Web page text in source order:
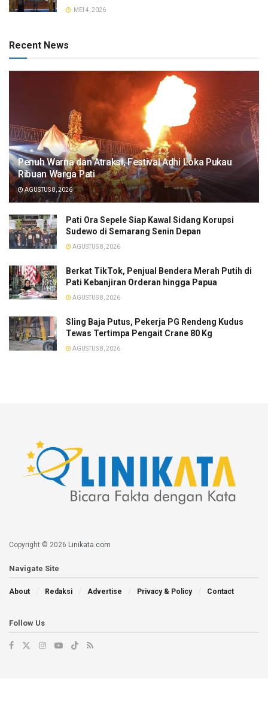
MEI 4, 2026
Recent News
Penuh Warna dan Atraksi, Festival Adhi Loka Pukau
Ribuan Warga Pati
AGUSTUS 8, 2026
Pati Ora Sepele Siap Kawal Sidang Korupsi
Sudewo di Semarang Senin Depan
AGUSTUS 8, 2026
​Berkat TikTok, Penjual Bendera Merah Putih di
Pati Kebanjiran Orderan hingga Papua
AGUSTUS 8, 2026
Sling Baja Putus, Pekerja PG Rendeng Kudus
Tewas Tertimpa Pengait Crane 80 Kg
AGUSTUS 8, 2026
Copyright © 2026 Linikata.com
Navigate Site
About Redaksi Advertise Privacy & Policy Contact
Follow Us